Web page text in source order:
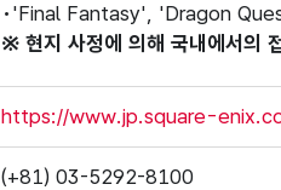
'Final Fantasy', 'Dragon
※ 현지 사정에 의해 국내에서의
https://www.jp.square-
(+81) 03-5292-8100